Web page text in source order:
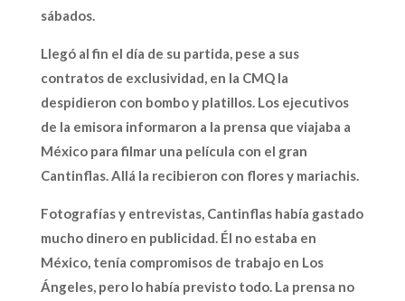
sábados.
Llegó al fin el día de su partida, pese a sus
contratos de exclusividad, en la CMQ la
despidieron con bombo y platillos. Los ejecutivos
de la emisora informaron a la prensa que viajaba a
México para filmar una película con el gran
Cantinflas. Allá la recibieron con flores y mariachis.
Fotografías y entrevistas, Cantinflas había gastado
mucho dinero en publicidad. Él no estaba en
México, tenía compromisos de trabajo en Los
Ángeles, pero lo había previsto todo. La prensa no